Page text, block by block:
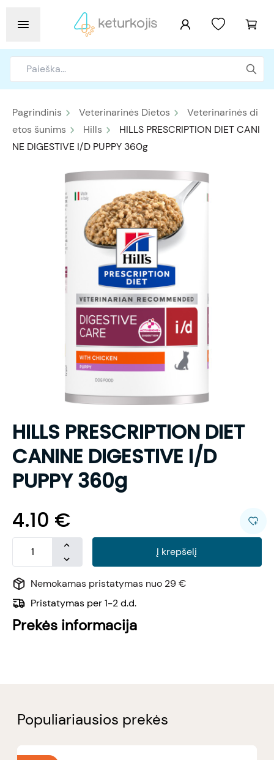
Pagrindinis Veterinarinės Dietos
Veterinarinės di
etos šunims
Hills
HILLS PRESCRIPTION DIET CANI
NE DIGESTIVE I/D PUPPY 360g
HILLS PRESCRIPTION DIET
CANINE DIGESTIVE I/D
PUPPY 360g
4.10 €
Į krepšelį
Nemokamas pristatymas nuo 29 €
Pristatymas per 1-2 d.d.
Prekės informacija
Populiariausios prekės